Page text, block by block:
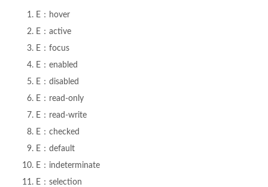
E：hover
E：active
E：focus
E：enabled
E：disabled
E：read-only
E：read-write
E：checked
E：default
E：indeterminate
E：selection